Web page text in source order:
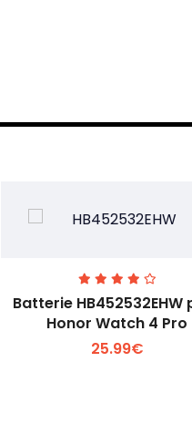
Voir plus +
Batterie HB452532EHW
Honor Watch 4 Pro
25.99€